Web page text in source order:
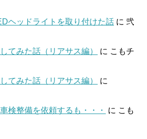
ヘッドライトを取り付けた話 に 弐
てみた話（リアサス編）
に こもチ
てみた話（リアサス編）
に
検整備を依頼するも・・・
に こも